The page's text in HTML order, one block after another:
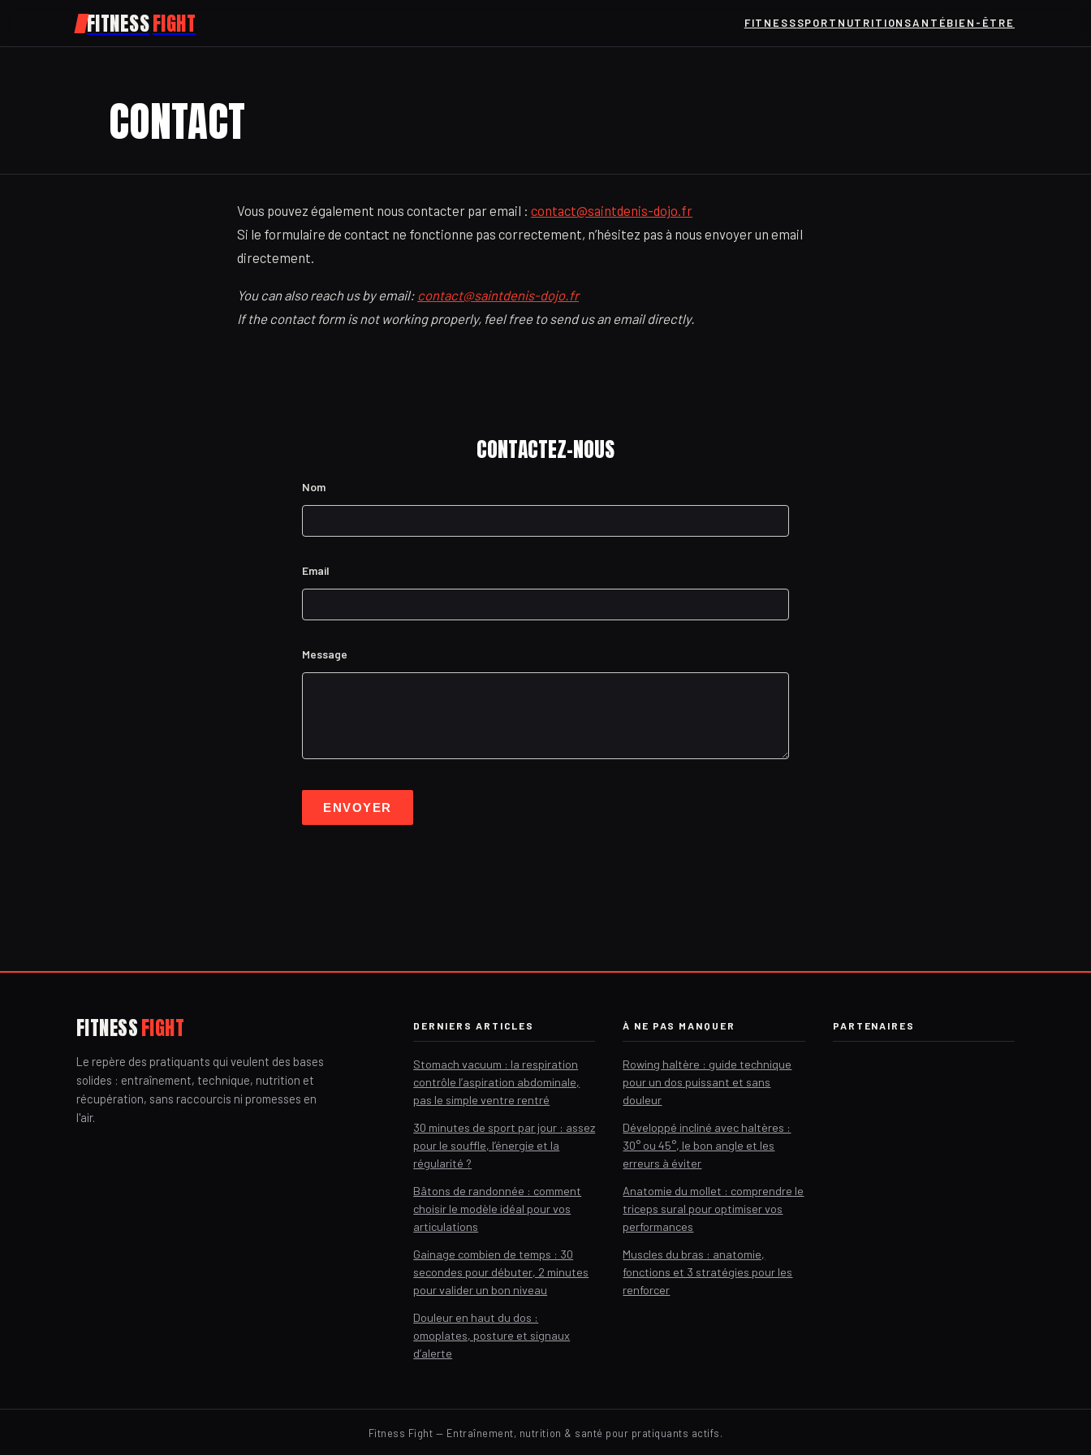
FITNESSFIGHT FITNESSSPORT NUTRITION SANTÉBIEN-ÊTRE
CONTACT
Vous pouvez également nous contacter par email : contact@saintdenis-dojo.fr
Si le formulaire de contact ne fonctionne pas correctement, n’hésitez pas à nous envoyer un email
directement.
You can also reach us by email: contact@saintdenis-dojo.fr
If the contact form is not working properly, feel free to send us an email directly.
CONTACTEZ-NOUS
Nom
Email
Message
ENVOYER
FITNESSFIGHT
Le repère des pratiquants qui veulent des bases
solides : entraînement, technique, nutrition et
récupération, sans raccourcis ni promesses en
l'air.
DERNIERS ARTICLES
Stomach vacuum : la respiration
contrôle l’aspiration abdominale,
pas le simple ventre rentré
30 minutes de sport par jour : assez
pour le souffle, l’énergie et la
régularité ?
Bâtons de randonnée : comment
choisir le modèle idéal pour vos
articulations
Gainage combien de temps : 30
secondes pour débuter, 2 minutes
pour valider un bon niveau
Douleur en haut du dos :
omoplates, posture et signaux
d’alerte
À NE PAS MANQUER
Rowing haltère : guide technique
pour un dos puissant et sans
douleur
Développé incliné avec haltères :
30° ou 45°, le bon angle et les
erreurs à éviter
Anatomie du mollet : comprendre le
triceps sural pour optimiser vos
performances
Muscles du bras : anatomie,
fonctions et 3 stratégies pour les
renforcer
PARTENAIRES
Fitness Fight — Entraînement, nutrition & santé pour pratiquants actifs.